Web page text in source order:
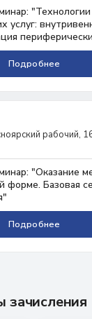
услуг:
Подробнее
рабочий,
"Оказание
форме. Базовая
Подробнее